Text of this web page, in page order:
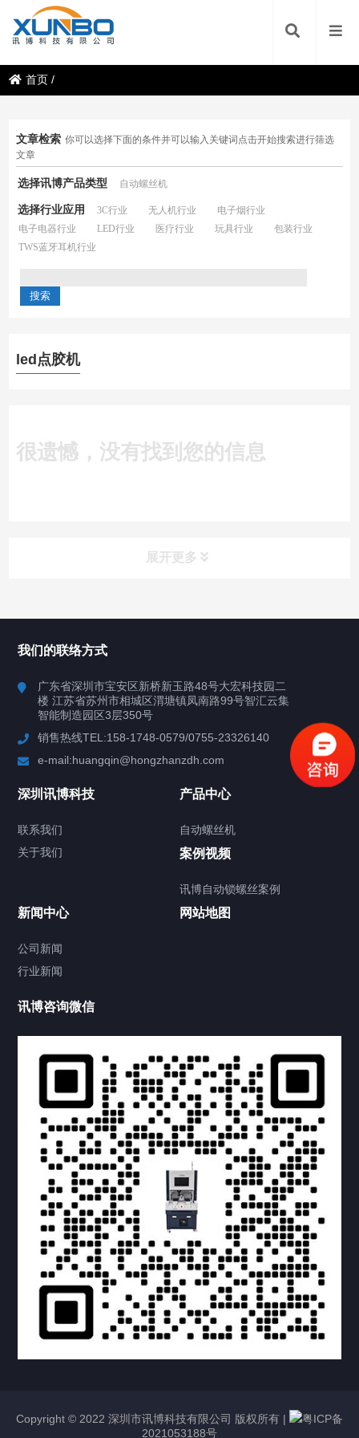
首页 /
文章检索 你可以选择下面的条件并可以输入关键词点击开始搜索进行筛选
文章
选择讯博产品类型 自动螺丝机
选择行业应用 3C行业 无人机行业
电子烟行业
电子电器行业
LED行业 医疗行业 玩具行业
包装行业
TWS蓝牙耳机行业
led点胶机
很遗憾，没有找到您的信息
展开更多
行业案例
联系我们
关于我们
提交您的需求，获取产品资料与报价
我们的联络方式
广东省深圳市宝安区新桥新玉路48号大宏科技园二
楼 江苏省苏州市相城区渭塘镇凤南路99号智汇云集
智能制造园区3层350号
销售热线TEL:158-1748-0579/0755-23326140
e-mail:huangqin@hongzhanzdh.com
深圳讯博科技
联系我们
关于我们
产品中心
自动螺丝机
案例视频
讯博自动锁螺丝案例
新闻中心
公司新闻
行业新闻
网站地图
讯博咨询微信
Copyright © 2022 深圳市讯博科技有限公司 版权所有 |
粤ICP备
2021053188号